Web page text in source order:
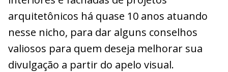
arquitetônicos há quase 10 anos atuando
nesse nicho, para dar alguns conselhos
valiosos para quem deseja melhorar sua
divulgação a partir do apelo visual.